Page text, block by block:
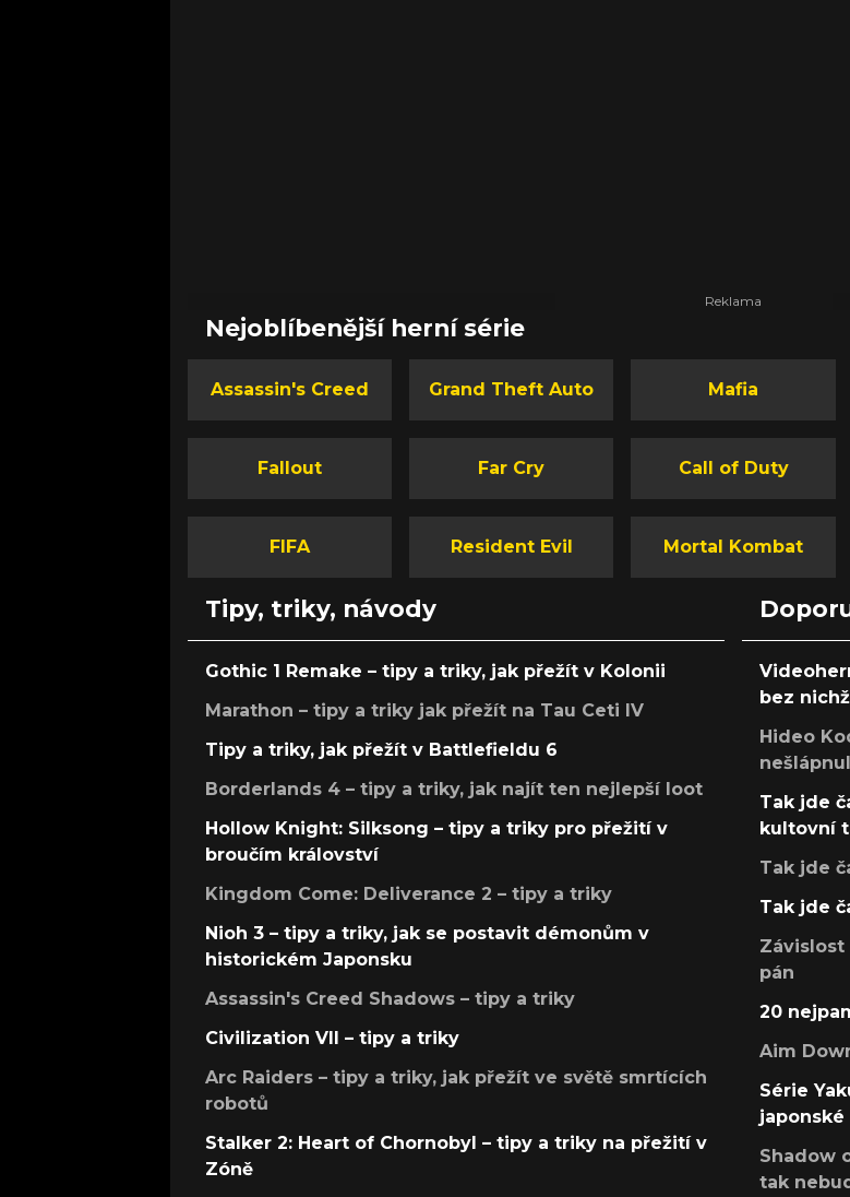
Nejoblíbenější herní série
Assassin's Creed Grand Theft Auto Mafia
Fallout Far Cry Call of Duty
FIFA Resident Evil Mortal Kombat
Tipy, triky, návody
Gothic 1 Remake – tipy a triky, jak přežít v Kolonii
Marathon – tipy a triky jak přežít na Tau Ceti IV
Tipy a triky, jak přežít v Battlefieldu 6
Borderlands 4 – tipy a triky, jak najít ten nejlepší loot
Hollow Knight: Silksong – tipy a triky pro přežití v
broučím království
Kingdom Come: Deliverance 2 – tipy a triky
Nioh 3 – tipy a triky, jak se postavit démonům v
historickém Japonsku
Assassin's Creed Shadows – tipy a triky
Civilization VII – tipy a triky
Arc Raiders – tipy a triky, jak přežít ve světě smrtících
robotů
Stalker 2: Heart of Chornobyl – tipy a triky na přežití v
Zóně
bez
Hideo
Tak jde
kultovní
Tak jde
Tak jde
Závislost
pán
20
Aim
Série
Shadow
tak